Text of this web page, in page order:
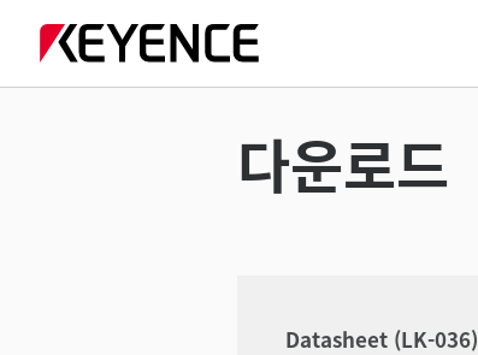
다운로드
Datasheet (LK-036)